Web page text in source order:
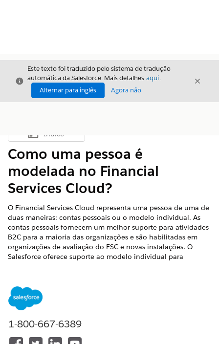
Fechar
Este texto foi traduzido pelo sistema de tradução
automática da Salesforce. Mais detalhes aqui.
Alternar para inglês
Agora não
Fechar
Mostrar índice
Índice
Como uma pessoa é
modelada no Financial
Services Cloud?
O Financial Services Cloud representa uma pessoa de uma de
duas maneiras: contas pessoais ou o modelo individual. As
contas pessoais fornecem um melhor suporte para atividades
B2C para a maioria das organizações e são habilitadas em
organizações de avaliação do FSC e novas instalações. O
Salesforce oferece suporte ao modelo individual para
EDIÇÕES OBRIGATÓRIAS
Editions
1-800-667-6389